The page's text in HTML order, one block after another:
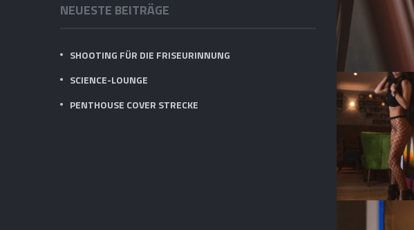
NEUESTE BEITRÄGE
SHOOTING FÜR DIE FRISEURINNUNG
SCIENCE-LOUNGE
PENTHOUSE COVER STRECKE